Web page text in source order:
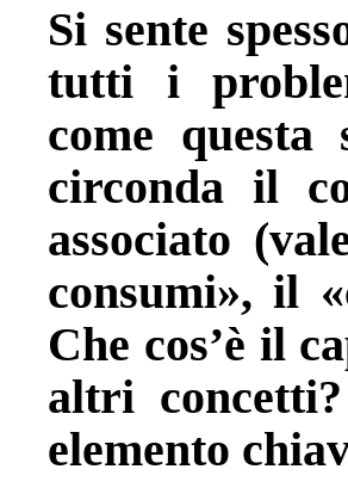
Si sente
tutti i
come
circonda il
associato
consumi», il
Che cos’è il
altri
elemento